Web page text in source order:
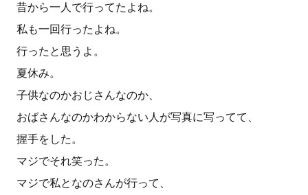
昔から一人で行ってたよね。
私も一回行ったよね。
行ったと思うよ。
夏休み。
子供なのかおじさんなのか、
おばさんなのかわからない人が写真に写ってて、
握手をした。
マジでそれ笑った。
マジで私となのさんが行って、